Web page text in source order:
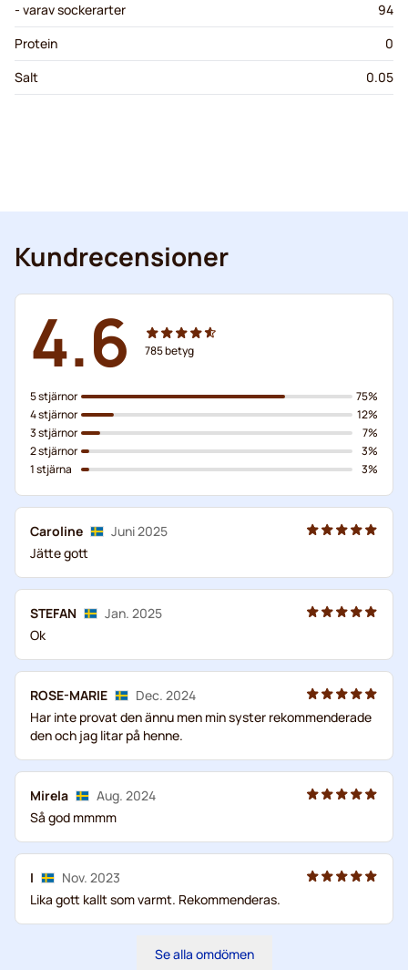
- varav sockerarter
94
Protein
0
Salt
0.05
Kundrecensioner
4.6 785betyg
5 stjärnor
4 stjärnor
3 stjärnor
2 stjärnor
1 stjärna
75%
12%
7%
3%
3%
Caroline
Juni 2025
Jätte gott
STEFAN
Jan. 2025
Ok
ROSE-MARIE
Dec. 2024
Har inte provat den ännu men min syster rekommenderade
den och jag litar på henne.
Mirela
Aug. 2024
Så god mmmm
I
Nov. 2023
Lika gott kallt som varmt. Rekommenderas.
Se alla omdömen